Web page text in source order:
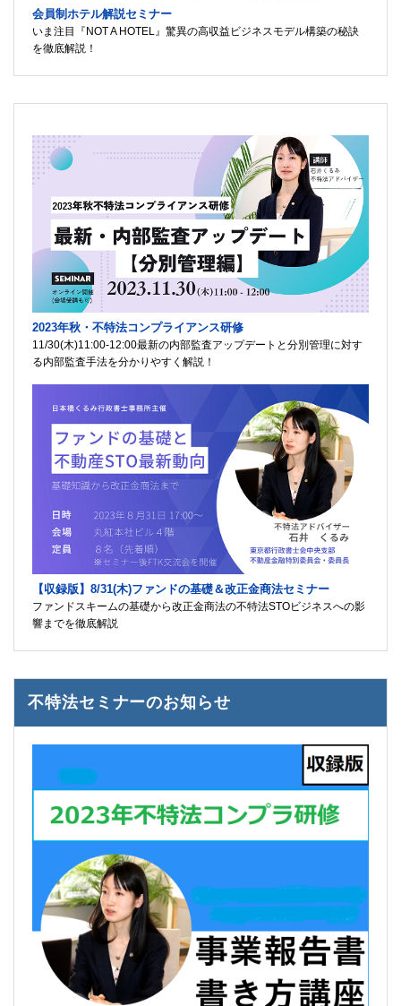
会員制ホテル解説セミナー
いま注目『NOT A HOTEL』驚異の高収益ビジネスモデル構築の秘訣
を徹底解説！
2023年秋・不特法コンプライアンス研修
11/30(木)11:00-12:00最新の内部監査アップデートと分別管理に対す
る内部監査手法を分かりやすく解説！
【収録版】8/31(木)ファンドの基礎＆改正金商法セミナー
ファンドスキームの基礎から改正金商法の不特法STOビジネスへの影
響までを徹底解説
不特法セミナーのお知らせ